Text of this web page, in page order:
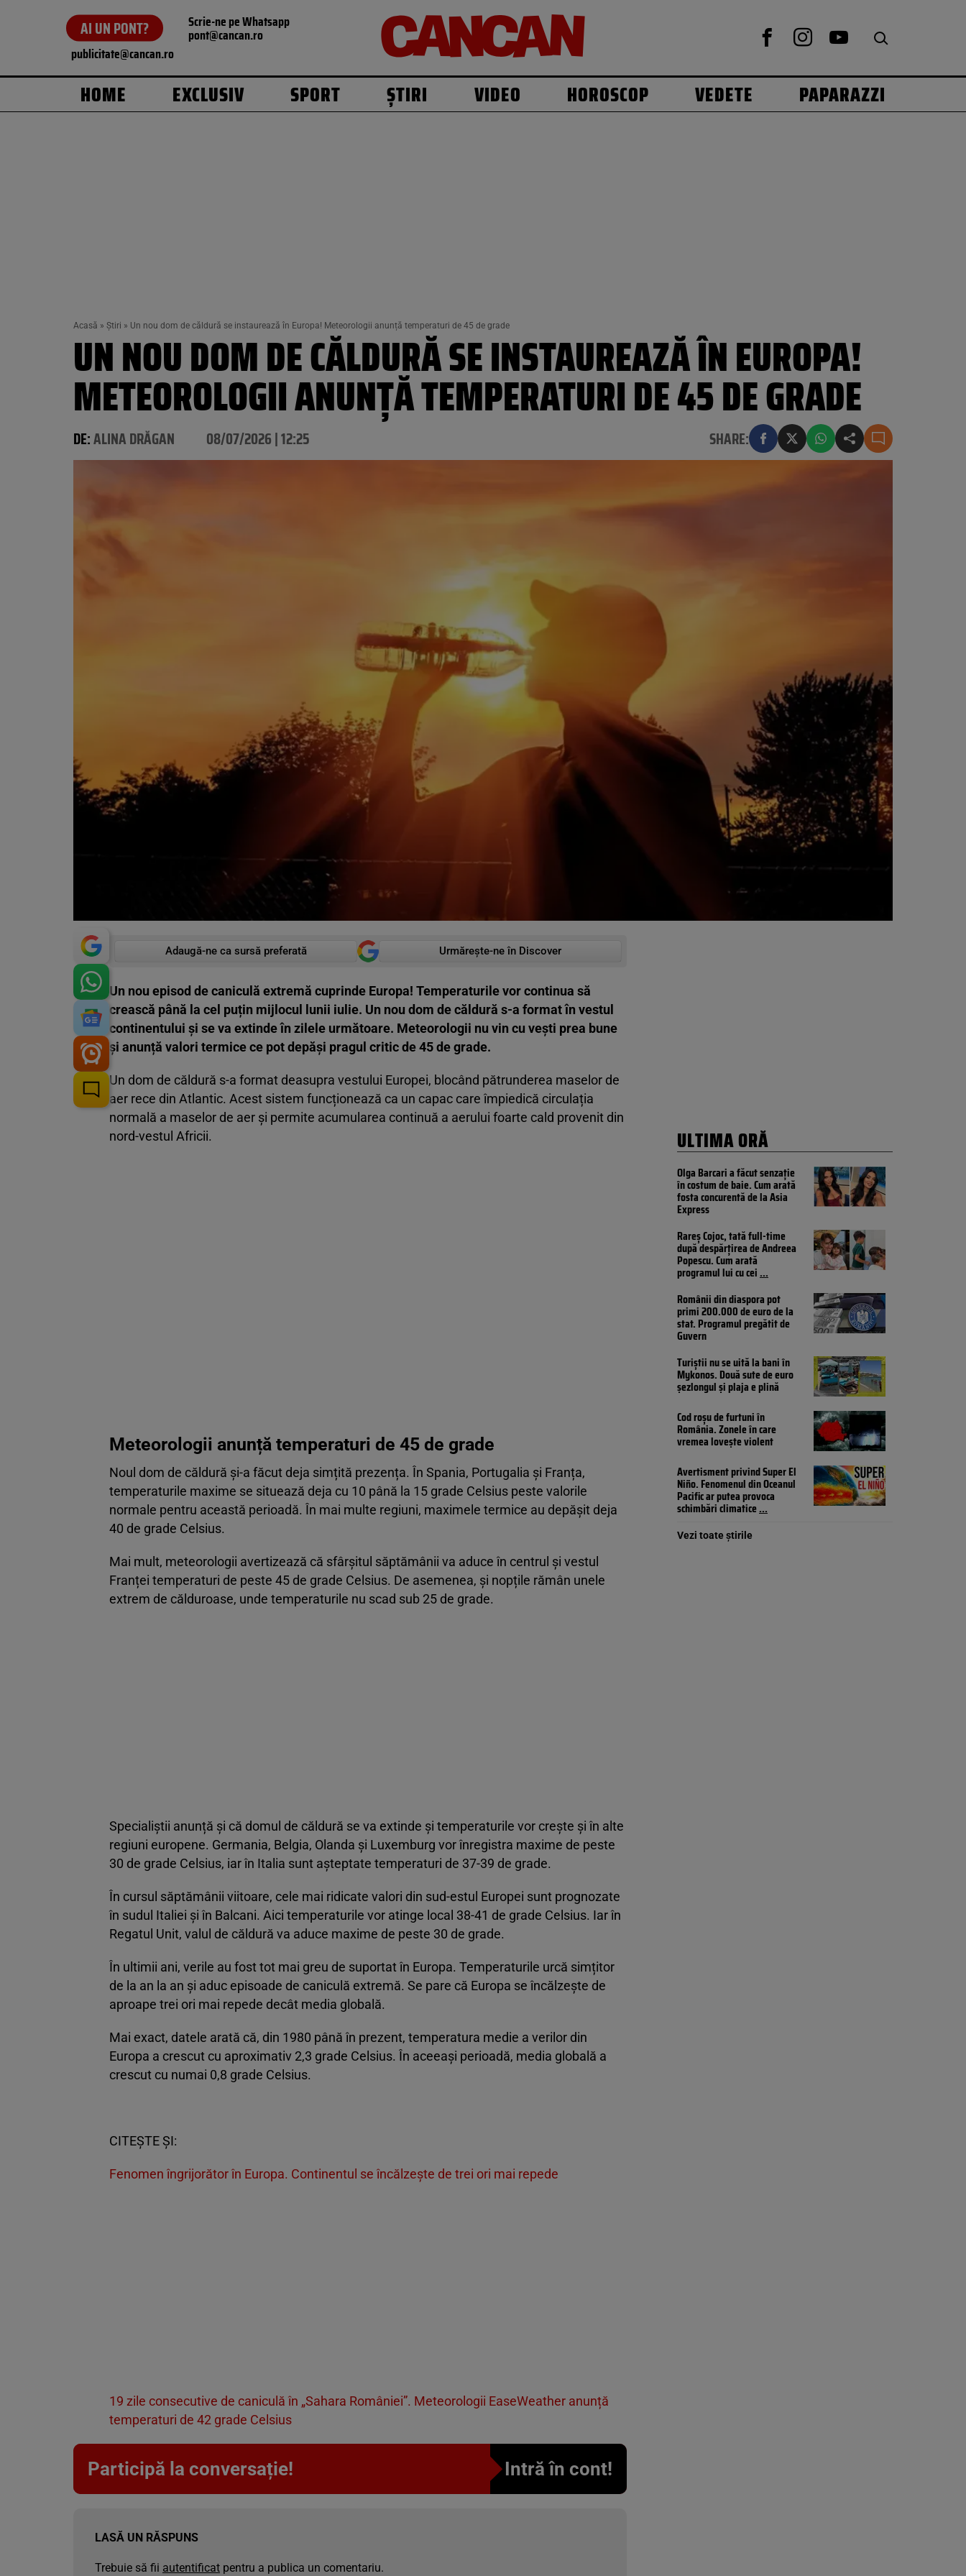
AI UN PONT? Scrie-ne pe Whatsapp
pont@cancan.ro
publicitate@cancan.ro
HOME EXCLUSIV SPORT ȘTIRI VIDEO HOROSCOP VEDETE PAPARAZZI
Acasă » Știri » Un nou dom de căldură se instaurează în Europa! Meteorologii anunță temperaturi de 45 de grade
UN NOU DOM DE CĂLDURĂ SE INSTAUREAZĂ ÎN EUROPA!
METEOROLOGII ANUNȚĂ TEMPERATURI DE 45 DE GRADE
DE:ALINA DRĂGAN 08/07/2026 | 12:25 SHARE:
Adaugă-ne ca sursă preferată Urmărește-ne în Discover
Un nou episod de caniculă extremă cuprinde Europa! Temperaturile vor continua să
crească până la cel puțin mijlocul lunii iulie. Un nou dom de căldură s-a format în vestul
continentului și se va extinde în zilele următoare. Meteorologii nu vin cu vești prea bune
și anunță valori termice ce pot depăși pragul critic de 45 de grade.
Un dom de căldură s-a format deasupra vestului Europei, blocând pătrunderea maselor de
aer rece din Atlantic. Acest sistem funcționează ca un capac care împiedică circulația
normală a maselor de aer și permite acumularea continuă a aerului foarte cald provenit din
nord-vestul Africii.
Meteorologii anunță temperaturi de 45 de grade
Noul dom de căldură și-a făcut deja simțită prezența. În Spania, Portugalia și Franța,
temperaturile maxime se situează deja cu 10 până la 15 grade Celsius peste valorile
normale pentru această perioadă. În mai multe regiuni, maximele termice au depășit deja
40 de grade Celsius.
Mai mult, meteorologii avertizează că sfârșitul săptămânii va aduce în centrul și vestul
Franței temperaturi de peste 45 de grade Celsius. De asemenea, și nopțile rămân unele
extrem de călduroase, unde temperaturile nu scad sub 25 de grade.
Specialiștii anunță și că domul de căldură se va extinde și temperaturile vor crește și în alte
regiuni europene. Germania, Belgia, Olanda și Luxemburg vor înregistra maxime de peste
30 de grade Celsius, iar în Italia sunt așteptate temperaturi de 37-39 de grade.
În cursul săptămânii viitoare, cele mai ridicate valori din sud-estul Europei sunt prognozate
în sudul Italiei și în Balcani. Aici temperaturile vor atinge local 38-41 de grade Celsius. Iar în
Regatul Unit, valul de căldură va aduce maxime de peste 30 de grade.
În ultimii ani, verile au fost tot mai greu de suportat în Europa. Temperaturile urcă simțitor
de la an la an și aduc episoade de caniculă extremă. Se pare că Europa se încălzește de
aproape trei ori mai repede decât media globală.
Mai exact, datele arată că, din 1980 până în prezent, temperatura medie a verilor din
Europa a crescut cu aproximativ 2,3 grade Celsius. În aceeași perioadă, media globală a
crescut cu numai 0,8 grade Celsius.
CITEȘTE ȘI:
Fenomen îngrijorător în Europa. Continentul se încălzește de trei ori mai repede
19 zile consecutive de caniculă în „Sahara României”. Meteorologii EaseWeather anunță
temperaturi de 42 grade Celsius
Participă la conversație! Intră în cont!
LASĂ UN RĂSPUNS
Trebuie să fii autentificat pentru a publica un comentariu.
ULTIMA ORĂ
Olga Barcari a făcut senzație
în costum de baie. Cum arată
fosta concurentă de la Asia
Express
Rareș Cojoc, tată full-time
după despărțirea de Andreea
Popescu. Cum arată
programul lui cu cei...
Românii din diaspora pot
primi 200.000 de euro de la
stat. Programul pregătit de
Guvern
Turiștii nu se uită la bani în
Mykonos. Două sute de euro
șezlongul și plaja e plină
Cod roșu de furtuni în
România. Zonele în care
vremea lovește violent
Avertisment privind Super El
Niño. Fenomenul din Oceanul
Pacific ar putea provoca
schimbări climatice...
Vezi toate știrile